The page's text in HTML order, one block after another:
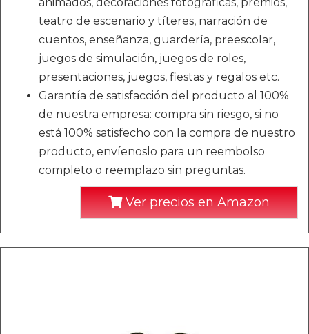
teatro de escenario y títeres, narración de
cuentos, enseñanza, guardería, preescolar,
juegos de simulación, juegos de roles,
presentaciones, juegos, fiestas y regalos etc.
Garantía de satisfacción del producto al 100%
de nuestra empresa: compra sin riesgo, si no
está 100% satisfecho con la compra de nuestro
producto, envíenoslo para un reembolso
completo o reemplazo sin preguntas.
Ver precios en Amazon